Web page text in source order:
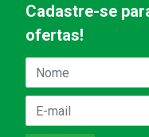
Cadastre-se
ofertas!